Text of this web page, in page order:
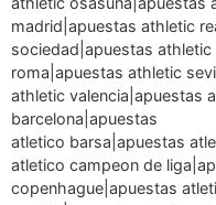
madrid|apuestas athletic
sociedad|apuestas
roma|apuestas athletic
athletic valencia|apuestas
barcelona|apuestas
atletico barsa|apuestas
atletico campeon de
copenhague|apuestas